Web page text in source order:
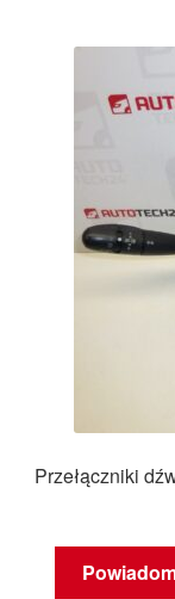
Przełączniki